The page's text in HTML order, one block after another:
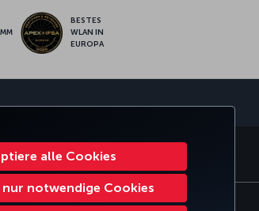
alle Cookies
notwendige Cookies
BESTES
WLAN IN
EUROPA
CLUB TURKISH AIRLINES